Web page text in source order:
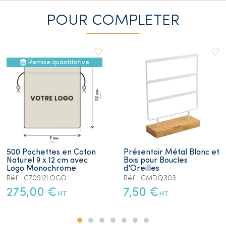
POUR COMPLETER
Remise quantitative
500 Pochettes en Coton
Naturel 9 x 12 cm avec
Logo Monochrome
Réf.: C70912LOGO
275,00 € HT
Présentoir Métal Blanc et
Bois pour Boucles
d'Oreilles
Réf.: CMDQ303
7,50 € HT